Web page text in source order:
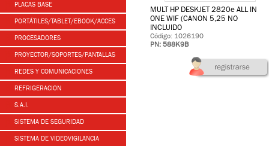
PLACAS BASE
PORTÁTILES/TABLET/EBOOK/ACCES
PROCESADORES
PROYECTOR/SOPORTES/PANTALLAS
REDES Y COMUNICACIONES
REFRIGERACION
S.A.I.
SISTEMA DE SEGURIDAD
SISTEMA DE VIDEOVIGILANCIA
MULT HP DESKJET 2820e ALL IN
ONE WIF (CANON 5,25 NO
INCLUIDO
Código: 1026190
PN: 588K9B